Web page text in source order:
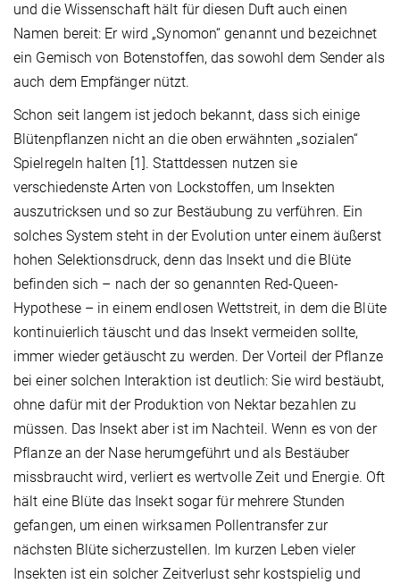
und die Wissenschaft hält für diesen Duft auch einen
Namen bereit: Er wird „Synomon“ genannt und bezeichnet
ein Gemisch von Botenstoffen, das sowohl dem Sender als
auch dem Empfänger nützt.
Schon seit langem ist jedoch bekannt, dass sich einige
Blütenpflanzen nicht an die oben erwähnten „sozialen“
Spielregeln halten [1]. Stattdessen nutzen sie
verschiedenste Arten von Lockstoffen, um Insekten
auszutricksen und so zur Bestäubung zu verführen. Ein
solches System steht in der Evolution unter einem äußerst
hohen Selektionsdruck, denn das Insekt und die Blüte
befinden sich – nach der so genannten Red-Queen-
Hypothese – in einem endlosen Wettstreit, in dem die Blüte
kontinuierlich täuscht und das Insekt vermeiden sollte,
immer wieder getäuscht zu werden. Der Vorteil der Pflanze
bei einer solchen Interaktion ist deutlich: Sie wird bestäubt,
ohne dafür mit der Produktion von Nektar bezahlen zu
müssen. Das Insekt aber ist im Nachteil. Wenn es von der
Pflanze an der Nase herumgeführt und als Bestäuber
missbraucht wird, verliert es wertvolle Zeit und Energie. Oft
hält eine Blüte das Insekt sogar für mehrere Stunden
gefangen, um einen wirksamen Pollentransfer zur
nächsten Blüte sicherzustellen. Im kurzen Leben vieler
Insekten ist ein solcher Zeitverlust sehr kostspielig und